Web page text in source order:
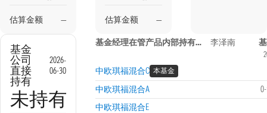
估算金额 — 估算金额 —
基金
公司
直接
持有
2026-
06-30
未持有
基金经理在管产品内部持有信息 李泽南
中欧琪福混合C 本基金
中欧琪福混合A
中欧琪福混合E